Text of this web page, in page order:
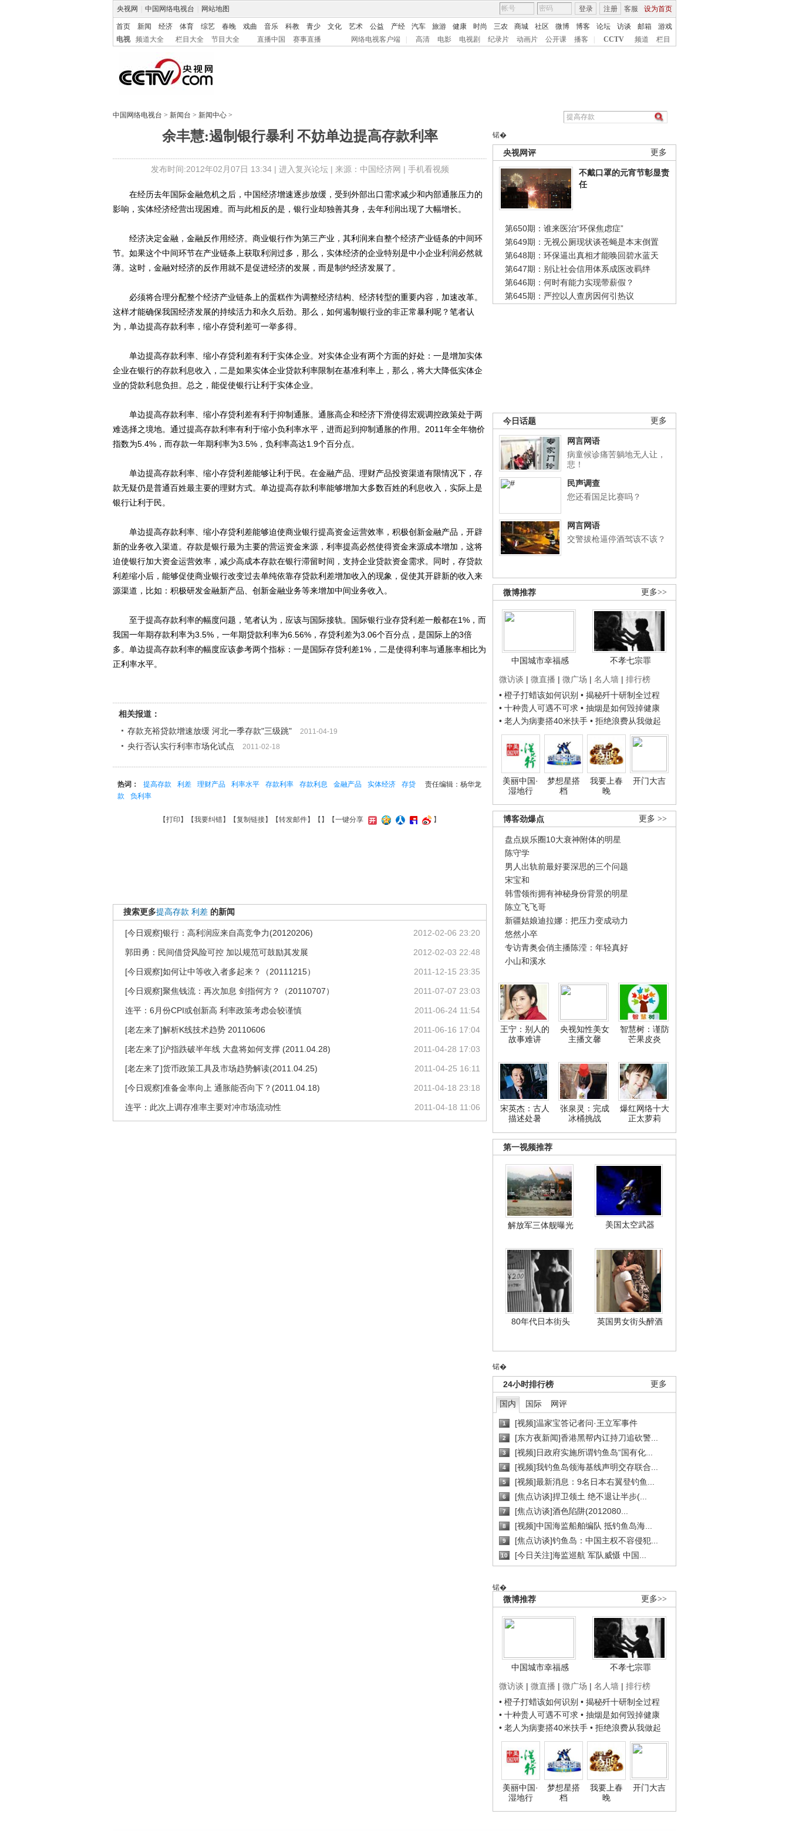
央视网 中国网络电视台 网站地图 客服 设为首页
登录 注册
首页 新闻 经济 体育 综艺 春晚 戏曲 音乐 科教 青少 文化 艺术 公益 产经 汽车 旅游 健康 时尚 三农 商城 社区 微博 博客 论坛 访谈 邮箱
游戏
电视
频道大全 栏目大全 节目大全 直播中国 赛事直播 网络电视客户端 高清 电影 电视剧 纪录片 动画片 公开课 播客 CCTV 频道 栏目
中国网络电视台 > 新闻台 > 新闻中心 >
余丰慧:遏制银行暴利 不妨单边提高存款利率
发布时间:2012年02月07日 13:34 | 进入复兴论坛| 来源：中国经济网 | 手机看视频
锘�
更多
央视网评
不戴口罩的元宵节彰显责
任
第650期：谁来医治“环保焦虑症”
第649期：无视公厕现状谈苍蝇是本末倒置
第648期：环保逼出真相才能唤回碧水蓝天
第647期：别让社会信用体系成医改羁绊
第646期：何时有能力实现带薪假？
第645期：严控以人查房因何引热议
更多
今日话题
网言网语
病童候诊痛苦躺地无人让，
悲！
民声调查
您还看国足比赛吗？
网言网语
交警拔枪逼停酒驾该不该？
更多>>
微博推荐
中国城市幸福感
不孝七宗罪
微访谈 | 微直播 | 微广场 | 名人墙 | 排行榜
• 橙子打蜡该如何识别 • 揭秘歼十研制全过程
• 十种贵人可遇不可求 • 抽烟是如何毁掉健康
• 老人为病妻搭40米扶手 • 拒绝浪费从我做起
美丽中国·
湿地行
梦想星搭
档
我要上春
晚
开门大吉
更多 >>
博客劲爆点
盘点娱乐圈10大衰神附体的明星
陈守学
男人出轨前最好要深思的三个问题
宋宝和
韩雪领衔拥有神秘身份背景的明星
陈立飞飞哥
新疆姑娘迪拉娜：把压力变成动力
悠然小卒
专访青奥会俏主播陈滢：年轻真好
小山和溪水
王宁：别人的
故事难讲
央视知性美女
主播文馨
智慧树：谨防
芒果皮炎
宋英杰：古人
描述处暑
张泉灵：完成
冰桶挑战
爆红网络十大
正太萝莉
第一视频推荐
解放军三体舰曝光 美国太空武器
80年代日本街头 英国男女街头醉酒
锘�
更多
24小时排行榜
国内 国际 网评
1 [视频]温家宝答记者问·王立军事件
2 [东方夜新闻]香港黑帮内讧持刀追砍警...
3 [视频]日政府实施所谓钓鱼岛“国有化...
4 [视频]我钓鱼岛领海基线声明交存联合...
5 [视频]最新消息：9名日本右翼登钓鱼...
6 [焦点访谈]捍卫领土 绝不退让半步(...
7 [焦点访谈]酒色陷阱(2012080...
8 [视频]中国海监船舶编队 抵钓鱼岛海...
9 [焦点访谈]钓鱼岛：中国主权不容侵犯...
10 [今日关注]海监巡航 军队威慑 中国...
锘�
更多>>
微博推荐
中国城市幸福感
不孝七宗罪
微访谈 | 微直播 | 微广场 | 名人墙 | 排行榜
• 橙子打蜡该如何识别 • 揭秘歼十研制全过程
• 十种贵人可遇不可求 • 抽烟是如何毁掉健康
• 老人为病妻搭40米扶手 • 拒绝浪费从我做起
美丽中国·
湿地行
梦想星搭
档
我要上春
晚
开门大吉
在经历去年国际金融危机之后，中国经济增速逐步放缓，受到外部出口需求减少和内部通胀压力的
影响，实体经济经营出现困难。而与此相反的是，银行业却独善其身，去年利润出现了大幅增长。
经济决定金融，金融反作用经济。商业银行作为第三产业，其利润来自整个经济产业链条的中间环
节。如果这个中间环节在产业链条上获取利润过多，那么，实体经济的企业特别是中小企业利润必然就
薄。这时，金融对经济的反作用就不是促进经济的发展，而是制约经济发展了。
必须将合理分配整个经济产业链条上的蛋糕作为调整经济结构、经济转型的重要内容，加速改革。
这样才能确保我国经济发展的持续活力和永久后劲。那么，如何遏制银行业的非正常暴利呢？笔者认
为，单边提高存款利率，缩小存贷利差可一举多得。
单边提高存款利率、缩小存贷利差有利于实体企业。对实体企业有两个方面的好处：一是增加实体
企业在银行的存款利息收入，二是如果实体企业贷款利率限制在基准利率上，那么，将大大降低实体企
业的贷款利息负担。总之，能促使银行让利于实体企业。
单边提高存款利率、缩小存贷利差有利于抑制通胀。通胀高企和经济下滑使得宏观调控政策处于两
难选择之境地。通过提高存款利率有利于缩小负利率水平，进而起到抑制通胀的作用。2011年全年物价
指数为5.4%，而存款一年期利率为3.5%，负利率高达1.9个百分点。
单边提高存款利率、缩小存贷利差能够让利于民。在金融产品、理财产品投资渠道有限情况下，存
款无疑仍是普通百姓最主要的理财方式。单边提高存款利率能够增加大多数百姓的利息收入，实际上是
银行让利于民。
单边提高存款利率、缩小存贷利差能够迫使商业银行提高资金运营效率，积极创新金融产品，开辟
新的业务收入渠道。存款是银行最为主要的营运资金来源，利率提高必然使得资金来源成本增加，这将
迫使银行加大资金运营效率，减少高成本存款在银行滞留时间，支持企业贷款资金需求。同时，存贷款
利差缩小后，能够促使商业银行改变过去单纯依靠存贷款利差增加收入的现象，促使其开辟新的收入来
源渠道，比如：积极研发金融新产品、创新金融业务等来增加中间业务收入。
至于提高存款利率的幅度问题，笔者认为，应该与国际接轨。国际银行业存贷利差一般都在1%，而
我国一年期存款利率为3.5%，一年期贷款利率为6.56%，存贷利差为3.06个百分点，是国际上的3倍
多。单边提高存款利率的幅度应该参考两个指标：一是国际存贷利差1%，二是使得利率与通胀率相比为
正利率水平。
相关报道：
存款充裕贷款增速放缓 河北一季存款"三级跳"
2011-04-19
央行否认实行利率市场化试点 2011-02-18
责任编辑：杨华龙
热词： 提高存款 利差 理财产品 利率水平 存款利率 存款利息 金融产品 实体经济
存贷
款
负利率
【打印 】【我要纠错】【复制链接】【转发邮件】【 】 【一键分享 】
搜索更多提高存款 利差 的新闻
2012-02-06 23:20
[今日观察]银行：高利润应来自高竞争力(20120206)
2012-02-03 22:48
郭田勇：民间借贷风险可控 加以规范可鼓励其发展
2011-12-15 23:35
[今日观察]如何让中等收入者多起来？（20111215）
2011-07-07 23:03
[今日观察]聚焦钱流：再次加息 剑指何方？（20110707）
2011-06-24 11:54
连平：6月份CPI或创新高 利率政策考虑会较谨慎
2011-06-16 17:04
[老左来了]解析K线技术趋势 20110606
2011-04-28 17:03
[老左来了]沪指跌破半年线 大盘将如何支撑 (2011.04.28)
2011-04-25 16:11
[老左来了]货币政策工具及市场趋势解读(2011.04.25)
2011-04-18 23:18
[今日观察]准备金率向上 通胀能否向下？(2011.04.18)
2011-04-18 11:06
连平：此次上调存准率主要对冲市场流动性